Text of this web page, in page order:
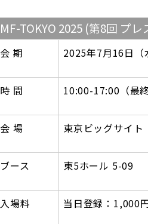
MF-TOKYO 2025 (第8回 プ
会 期 2025年7月16日（
時 間 10:00-17:00（最
会 場 東京ビッグサイト
ブース 東5ホール 5-09
入場料
当日登録：1,000